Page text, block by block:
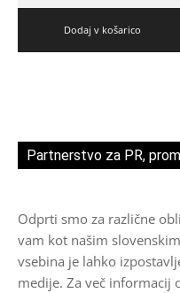
Dodaj v košarico
Partnerstvo za PR,
Odprti smo za različne
vam kot našim
vsebina je lahko
medije. Za več informacij